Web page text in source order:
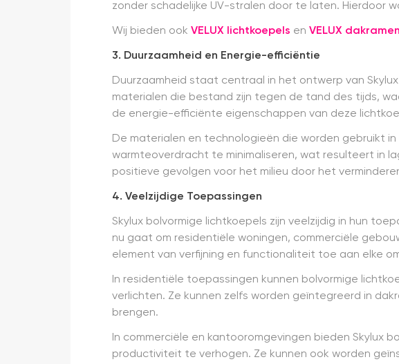
zonder schadelijke UV-stralen door te laten. Hierdoor
Wij bieden ook VELUX lichtkoepels en VELUX dakramen
3. Duurzaamheid en Energie-efficiëntie
Duurzaamheid staat centraal in het ontwerp van
materialen die bestand zijn tegen de tand des tijds,
de energie-efficiënte eigenschappen van deze
De materialen en technologieën die worden gebruikt
warmteoverdracht te minimaliseren, wat resulteert in
positieve gevolgen voor het milieu door het
4. Veelzijdige Toepassingen
Skylux bolvormige lichtkoepels zijn veelzijdig in hun
nu gaat om residentiële woningen, commerciële
element van verfijning en functionaliteit toe aan elke
In residentiële toepassingen kunnen bolvormige
verlichten. Ze kunnen zelfs worden geïntegreerd in
brengen.
In commerciële en kantooromgevingen bieden Skylux
productiviteit te verhogen. Ze kunnen ook worden